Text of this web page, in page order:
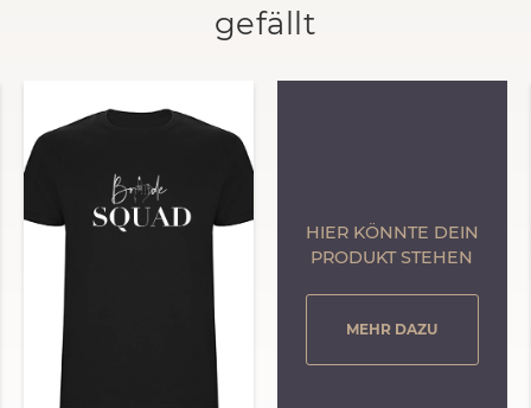
gefällt
HIER KÖNNTE DEIN
PRODUKT STEHEN
MEHR DAZU